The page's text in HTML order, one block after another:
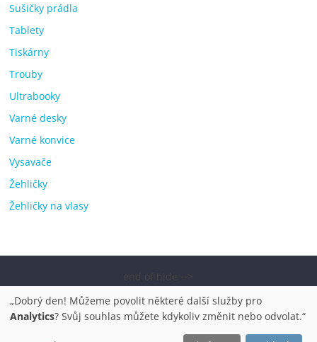
Sušičky prádla
Tablety
Tiskárny
Trouby
Ultrabooky
Varné desky
Varné konvice
Vysavače
Žehličky
Žehličky na vlasy
pračky, televize, notebooky, mobilní telefony, kávovary,
bazény. Všechna práva vyhrazena.
„Dobrý den! Můžeme povolit některé další služby pro
Analytics? Svůj souhlas můžete kdykoliv změnit nebo odvolat.“